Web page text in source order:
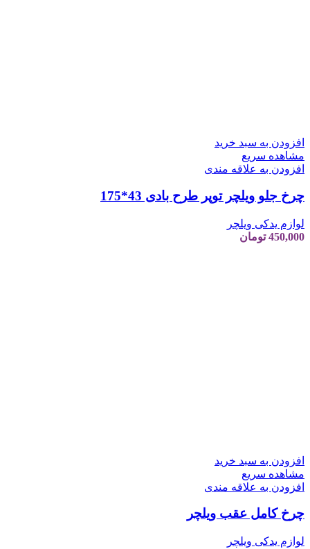
افزودن به سبد خرید
مشاهده سریع
افزودن به علاقه مندی
چرخ جلو ویلچر توپر طرح بادی 43*175
لوازم یدکی ویلچر
450,000 تومان
افزودن به سبد خرید
مشاهده سریع
افزودن به علاقه مندی
چرخ کامل عقب ویلچر
لوازم یدکی ویلچر